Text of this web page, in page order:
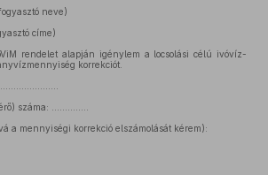
neve)
címe)
rendelet alapján igénylem a locsolási célú ivóvíz-
korrekciót.
száma: ..............
a mennyiségi korrekció elszámolását kérem):